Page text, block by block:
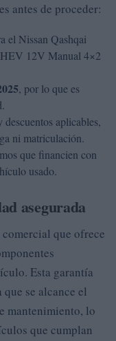
antes de proceder:
el Nissan Qashqai
12V Manual 4×2
, por lo que es
aplicables,
ni matriculación.
que financien con
usado.
asegurada
que ofrece
Esta garantía
que se alcance el
mantenimiento, lo
que cumplan